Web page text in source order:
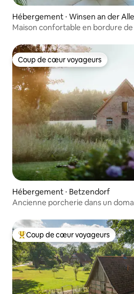
Hébergement ⋅ Winsen an der
Maison confortable en bordure
Coup de cœur voyageurs
Coup de cœur voyageurs
Hébergement ⋅ Betzendorf
Ancienne porcherie dans un
Coups de cœur voyageurs les
Coup de cœur voyageurs